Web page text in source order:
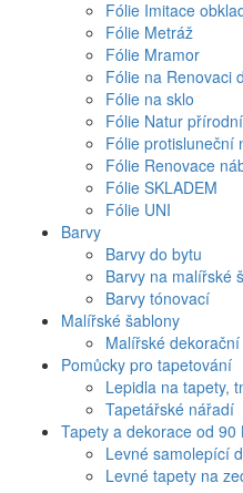
Fólie Imitace
Fólie Metráž
Fólie Mramor
Fólie na Renovaci
Fólie na sklo
Fólie Natur přírodní
Fólie protisluneční
Fólie Renovace
Fólie SKLADEM
Fólie UNI
Barvy
Barvy do bytu
Barvy na malířské
Barvy tónovací
Malířské šablony
Malířské
Pomůcky pro tapetování
Lepidla na tapety,
Tapetářské nářadí
Tapety a dekorace od 90
Levné samolepící
Levné tapety na